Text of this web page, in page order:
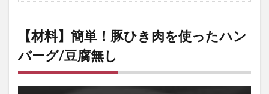
【材料】簡単！豚ひき肉を使ったハン
バーグ/豆腐無し